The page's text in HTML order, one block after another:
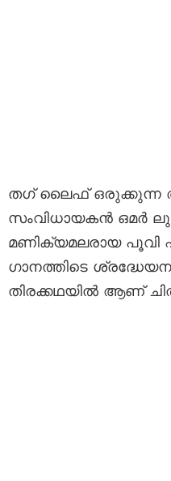
തഗ് ലൈഫ് ഒരുക്കുന്ന
സംവിധായകൻ ഒമർ
മണിക്യമലരായ പൂവി
ഗാനത്തിടെ
തിരക്കഥയിൽ ആണ്